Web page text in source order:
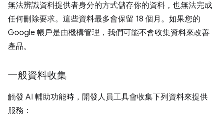
無法辨識資料提供者身分的方式儲存你的資料，也無法完成
任何刪除要求。這些資料最多會保留 18 個月。如果您的
Google 帳戶是由機構管理，我們可能不會收集資料來改善
產品。
一般資料收集
觸發 AI 輔助功能時，開發人員工具會收集下列資料來提供
服務：